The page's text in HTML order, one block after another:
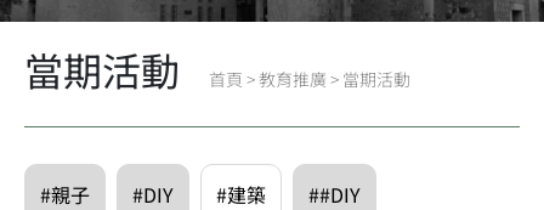
當期活動 首頁 >教育推廣 > 當期活動
#親子 #DIY #建築 ##DIY